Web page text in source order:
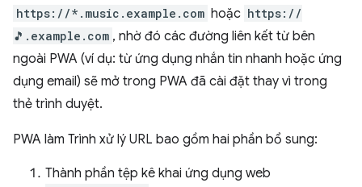
https://*.music.example.com hoặc https://
🎵.example.com , nhờ đó các đường liên kết từ bên
ngoài PWA (ví dụ: từ ứng dụng nhắn tin nhanh hoặc ứng
dụng email) sẽ mở trong PWA đã cài đặt thay vì trong
thẻ trình duyệt.
PWA làm Trình xử lý URL bao gồm hai phần bổ sung:
Thành phần tệp kê khai ứng dụng web